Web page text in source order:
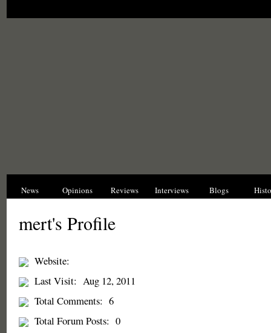
News Opinions Reviews Interviews Blogs
mert's Profile
Website:
Last Visit: Aug 12, 2011
Total Comments: 6
Total Forum Posts: 0